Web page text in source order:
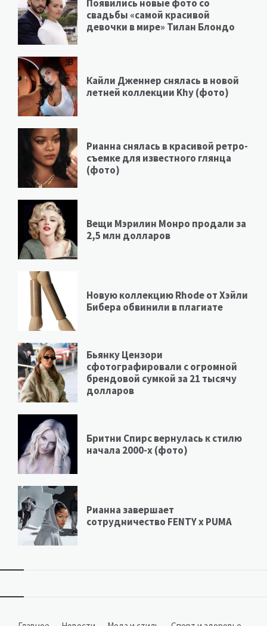
Появились новые фото со
свадьбы «самой красивой
девочки в мире» Тилан Блондо
Кайли Дженнер снялась в новой
летней коллекции Khy (фото)
Рианна снялась в красивой ретро-
съемке для известного глянца
(фото)
Вещи Мэрилин Монро продали за
2,5 млн долларов
Новую коллекцию Rhode от Хэйли
Бибера обвинили в плагиате
Бьянку Цензори
сфотографировали с огромной
брендовой сумкой за 21 тысячу
долларов
Бритни Спирс вернулась к стилю
начала 2000-х (фото)
Рианна завершает
сотрудничество FENTY х PUMA
Виджеты